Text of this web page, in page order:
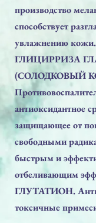
производство
способствует
увлажнению кожи.
ГЛИЦИРРИЗА
(СОЛОДКОВЫЙ
антиоксидантное
защищающее от
свободными
быстрым и
отбеливающим
ГЛУТАТИОН.
токсичные